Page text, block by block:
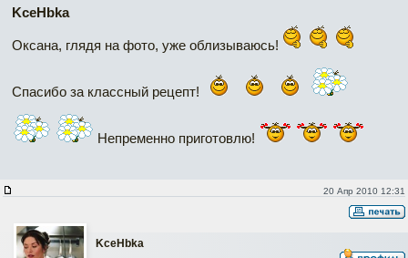
KceHbka
Оксана, глядя на фото, уже облизываюсь!
Спасибо за классный рецепт!
Непременно приготовлю!
20 Апр 2010 12:31
KceHbka